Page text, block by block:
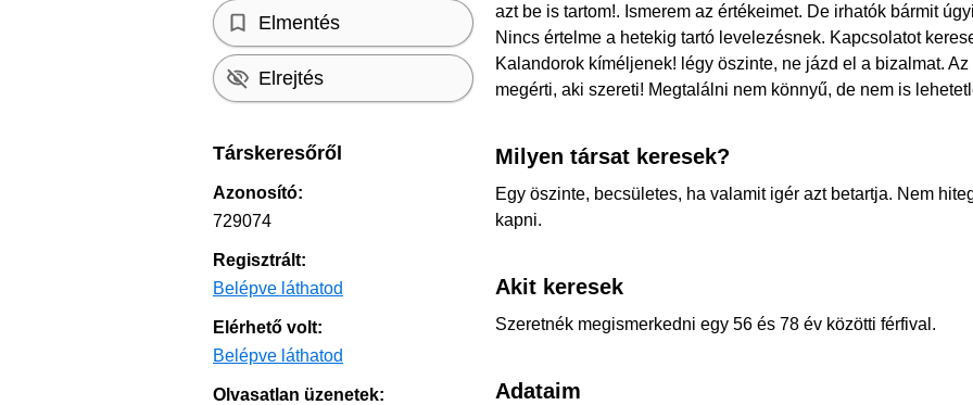
azt be is tartom!. Ismerem az értékeimet. De irhatók bármit
Nincs értelme a hetekig tartó levelezésnek. Kapcsolatot
Kalandorok kíméljenek! légy öszinte, ne jázd el a bizalmat.
megérti, aki szereti! Megtalálni nem könnyű, de nem is
Milyen társat keresek?
Egy öszinte, becsületes, ha valamit igér azt betartja. Nem
kapni.
Akit keresek
Szeretnék megismerkedni egy 56 és 78 év közötti férfival.
Adataim
Elmentés
Elrejtés
Társkeresőről
Azonosító:
729074
Regisztrált:
Belépve láthatod
Elérhető volt:
Belépve láthatod
Olvasatlan üzenetek: